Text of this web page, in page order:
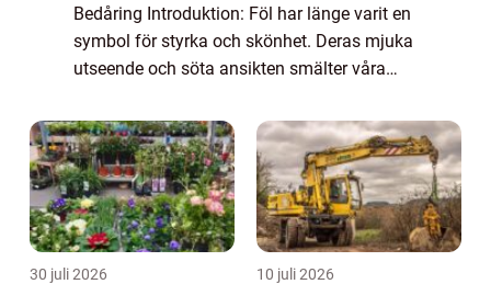
Bedåring Introduktion: Föl har länge varit en
symbol för styrka och skönhet. Deras mjuka
utseende och söta ansikten smälter våra
charm. I denna artikel kommer ...
30 juli 2026 10 juli 2026